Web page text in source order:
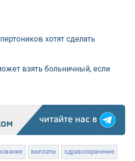
хотят сделать
взять больничный, если
выплаты здравоохранение